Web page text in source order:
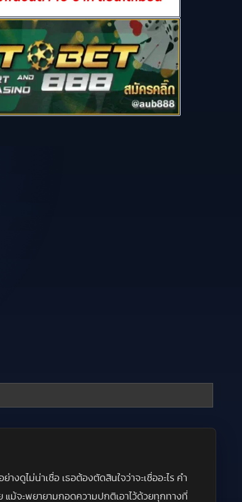
ดูไม่น่าเชื่อ เธอต้องตัดสินใจว่าจะเชื่ออะไร คำ
ม้จะพยายามกอดความปกติเอาไว้ด้วยทุกทางที่